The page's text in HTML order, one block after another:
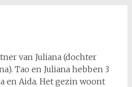
van Juliana (dochter
Tao en Juliana hebben 3
en Aida. Het gezin woont